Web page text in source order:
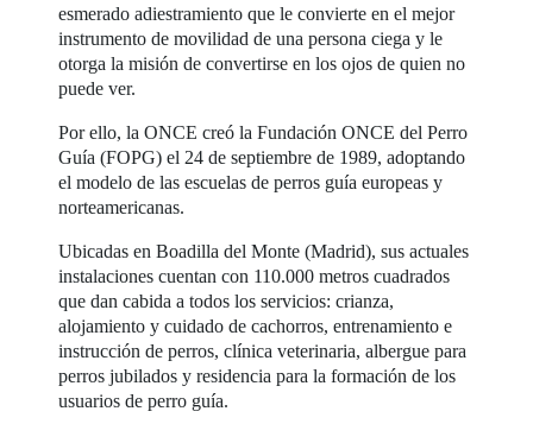
esmerado adiestramiento que le convierte en el mejor
instrumento de movilidad de una persona ciega y le
otorga la misión de convertirse en los ojos de quien no
puede ver.
Por ello, la ONCE creó la Fundación ONCE del Perro
Guía (FOPG) el 24 de septiembre de 1989, adoptando
el modelo de las escuelas de perros guía europeas y
norteamericanas.
Ubicadas en Boadilla del Monte (Madrid), sus actuales
instalaciones cuentan con 110.000 metros cuadrados
que dan cabida a todos los servicios: crianza,
alojamiento y cuidado de cachorros, entrenamiento e
instrucción de perros, clínica veterinaria, albergue para
perros jubilados y residencia para la formación de los
usuarios de perro guía.